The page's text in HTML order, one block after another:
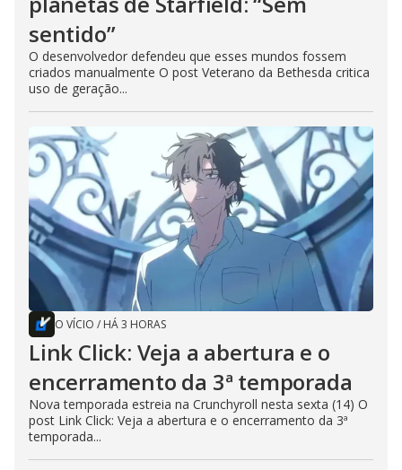
sentido”
O desenvolvedor defendeu que esses mundos fossem
criados manualmente O post Veterano da Bethesda critica
uso de geração...
O VÍCIO / HÁ 3 HORAS
Link Click: Veja a abertura e o
encerramento da 3ª temporada
Nova temporada estreia na Crunchyroll nesta sexta (14) O
post Link Click: Veja a abertura e o encerramento da 3ª
temporada...